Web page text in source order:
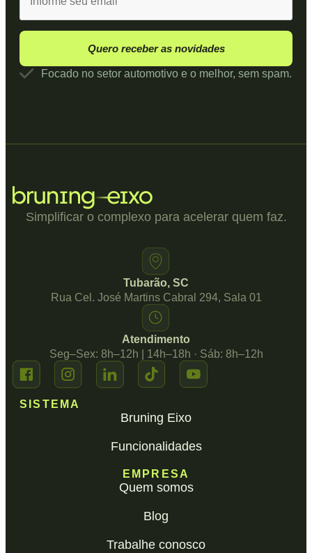
Quero receber as novidades
Focado no setor automotivo e o melhor, sem spam.
Simplificar o complexo para acelerar quem faz.
Tubarão, SC
Rua Cel. José Martins Cabral 294, Sala 01
Atendimento
Seg–Sex: 8h–12h | 14h–18h · Sáb: 8h–12h
SISTEMA
Bruning Eixo
Funcionalidades
EMPRESA
Quem somos
Blog
Trabalhe conosco